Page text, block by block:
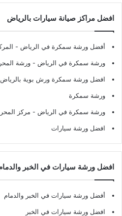
افضل مراكز صيانة سيارات بالرياض
أفضل ورشة سمكرة في الرياض -
ورشة سمكرة في الرياض - ورشة
افضل ورشة سمكرة ورش بوية بالرياض
ورشة سمكرة
ورشة سمكرة في الرياض - مركز
افضل ورشة سيارات
افضل ورشة سيارات في الخبر
أفضل ورشة سيارات في الخبر والدمام
افضل ورشة سيارات في الخبر